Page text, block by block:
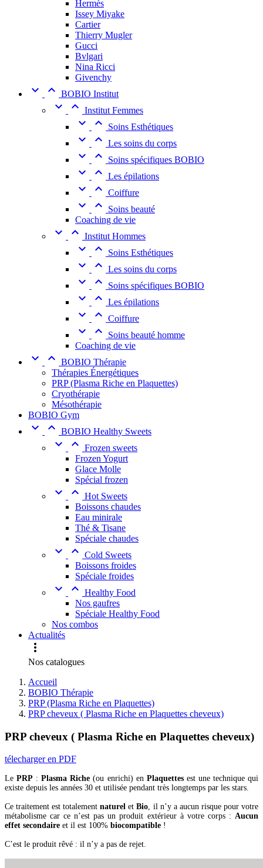
Hermès
Issey Miyake
Cartier
Thierry Mugler
Gucci
Bvlgari
Nina Ricci
Givenchy
  BOBIO Institut
  Institut Femmes
  Soins Esthétiques
  Les soins du corps
  Soins spécifiques BOBIO
  Les épilations
  Coiffure
 
Soins beauté
Coaching de vie
  Institut Hommes
  Soins Esthétiques
  Les soins du corps
  Soins spécifiques BOBIO
  Les épilations
  Coiffure
 
Soins beauté homme
Coaching de vie
  BOBIO Thérapie
Thérapies Énergétiques
PRP (Plasma Riche en Plaquettes)
Cryothérapie
Mésothérapie
BOBIO Gym
  BOBIO Healthy Sweets
  Frozen sweets
Frozen Yogurt
Glace Molle
Spécial frozen
  Hot Sweets
Boissons chaudes
Eau minirale
Thé & Tisane
Spéciale chaudes
  Cold Sweets
Boissons froides
Spéciale froides
  Healthy Food
Nos gaufres
Spéciale Healthy Food
Nos combos
Actualités

Nos catalogues
Accueil
BOBIO Thérapie
PRP (Plasma Riche en Plaquettes)
PRP cheveux ( Plasma Riche en Plaquettes cheveux)
PRP cheveux ( Plasma Riche en Plaquettes cheveux)
télecharger en PDF
LePRP :Plasma Riche (ou enrichi) en Plaquettesest une technique qui
existe depuis les années 30 et utilisée pendant très longtemps par les stars.
Ce traitement est totalementnatureletBio, il n’y a aucun risque pour votre
métabolisme car ce n’est pas un produit extérieur à votre corps : Aucun
effet secondaire et il est 100% biocompatible !
C’est le produit rêvé : il n’y a pas de rejet.